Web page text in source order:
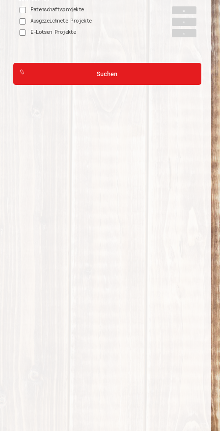
Patenschaftsprojekte
Ausgezeichnete Projekte
E-Lotsen Projekte
Suchen